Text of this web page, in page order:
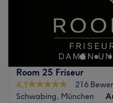
Wer Wert auf ein vitales
München-Schwabing genau
modernen Bio-Friseursalon
Kopfhaut und Haar im
einzigartige Konzept
lebendige Farben mit einer
natürlicher Basis. In einer
nimmt sich das Team viel
Room 25 Friseur
4,9
216
Schwabing, München